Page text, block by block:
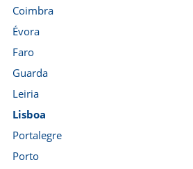
Coimbra
Évora
Faro
Guarda
Leiria
Lisboa
Portalegre
Porto